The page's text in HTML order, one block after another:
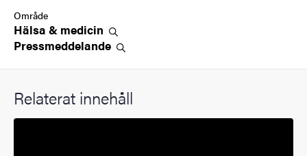
Område
Hälsa & medicin
Pressmeddelande
Relaterat innehåll